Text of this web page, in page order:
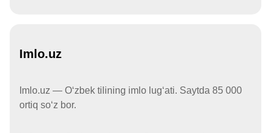
Imlo.uz
Imlo.uz — Oʻzbek tilining imlo lugʻati. Saytda 85 000
ortiq soʻz bor.